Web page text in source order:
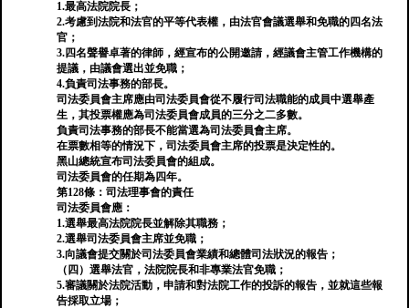
1.最高法院院長；
2.考慮到法院和法官的平等代表權，由法官會議選舉和免職的四名法
官；
3.四名聲譽卓著的律師，經宣布的公開邀請，經議會主管工作機構的
提議，由議會選出並免職；
4.負責司法事務的部長。
司法委員會主席應由司法委員會從不履行司法職能的成員中選舉產
生，其投票權應為司法委員會成員的三分之二多數。
負責司法事務的部長不能當選為司法委員會主席。
在票數相等的情況下，司法委員會主席的投票是決定性的。
黑山總統宣布司法委員會的組成。
司法委員會的任期為四年。
第128條：司法理事會的責任
司法委員會應：
1.選舉最高法院院長並解除其職務；
2.選舉司法委員會主席並免職；
3.向議會提交關於司法委員會業績和總體司法狀況的報告；
（四）選舉法官，法院院長和非專業法官免職；
5.審議關於法院活動，申請和對法院工作的投訴的報告，並就這些報
告採取立場；